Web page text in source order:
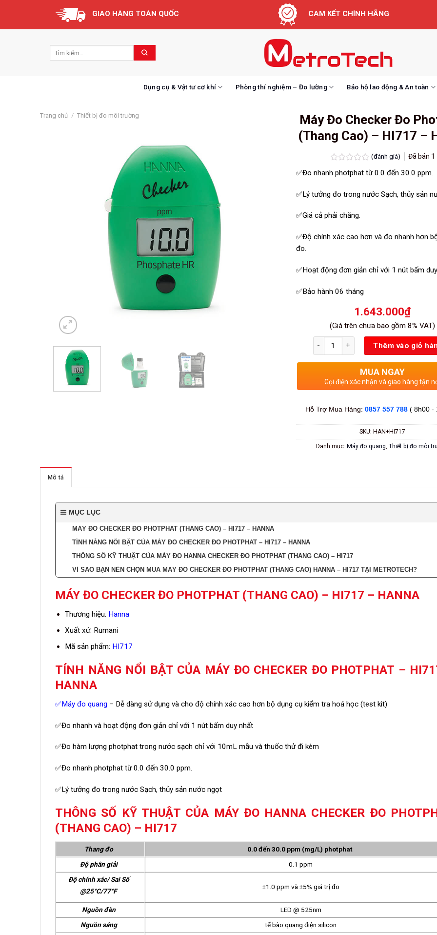
content
GIAO HÀNG TOÀN QUỐC CAM KẾT CHÍNH HÃNG
Dụng cụ & Vật tư cơ khí Phòng thí nghiệm – Đo lường Bảo hộ lao động & An toàn
Trang chủ / Thiết bị đo môi trường
Máy Đo Checker Đo
(Thang Cao) – HI717 –
Được
xếp
0.0
5
(đánh giá) Đã bán 1
✅Đo nhanh photphat từ 0.0 đến 30.0 ppm.
✅Lý tưởng đo trong nước Sạch, thủy sản
✅Giá cả phải chăng.
✅Độ chính xác cao hơn và đo nhanh hơn
đo.
✅Hoạt động đơn giản chỉ với 1 nút bấm
✅Bảo hành 06 tháng
1.643.000₫
(Giá trên chưa bao gồm 8% VAT)
Thêm vào giỏ
MUA NGAY
Gọi điện xác nhận và giao hàng tận
Hỗ Trợ Mua Hàng: 0857 557 788 ( 8h00 -
SKU: HAN+HI717
Danh mục: Máy đo quang,Thiết bị đo môi
Mô tả
MỤC LỤC
MÁY ĐO CHECKER ĐO PHOTPHAT (THANG CAO) – HI717 – HANNA
TÍNH NĂNG NỔI BẬT CỦA MÁY ĐO CHECKER ĐO PHOTPHAT – HI717 – HANNA
THÔNG SỐ KỸ THUẬT CỦA MÁY ĐO HANNA CHECKER ĐO PHOTPHAT (THANG CAO) – HI717
VÌ SAO BẠN NÊN CHỌN MUA MÁY ĐO CHECKER ĐO PHOTPHAT (THANG CAO) HANNA – HI717 TẠI METROTECH?
MÁY ĐO CHECKER ĐO PHOTPHAT (THANG CAO) – HI717 – HANNA
Thương hiệu: Hanna
Xuất xứ: Rumani
Mã sản phẩm: HI717
TÍNH NĂNG NỔI BẬT CỦA MÁY ĐO CHECKER ĐO PHOTPHAT –
HANNA
✅Máy đo quang – Dễ dàng sử dụng và cho độ chính xác cao hơn bộ dụng cụ kiểm tra hoá học (test kit)
✅Đo nhanh và hoạt động đơn giản chỉ với 1 nút bấm duy nhất
✅Đo hàm lượng photphat trong nước sạch chỉ với 10mL mẫu và thuốc thử đi kèm
✅Đo nhanh photphat từ 0.0 đến 30.0 ppm.
✅Lý tưởng đo trong nước Sạch, thủy sản nước ngọt
THÔNG SỐ KỸ THUẬT CỦA MÁY ĐO HANNA CHECKER ĐO
(THANG CAO) – HI717
Thang đo
0.0 đến 30.0 ppm (mg/L) photphat
Độ phân giải
0.1 ppm
Độ chính xác/ Sai Số
@25°C/77°F
±1.0 ppm và ±5% giá trị đo
Nguồn đèn
LED @ 525nm
Nguồn sáng
tế bào quang điện silicon